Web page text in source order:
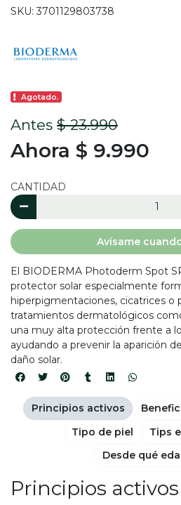
SKU: 3701129803738
Agotado.
Antes $ 23.990
Ahora $ 9.990
CANTIDAD
Avísame
El BIODERMA Photoderm Spot
protector solar especialmente
hiperpigmentaciones, cicatrices o
tratamientos dermatológicos
una muy alta protección frente a
ayudando a prevenir la aparición
daño solar.
Principios activos
Principios activos
Tipo de piel
Tips
Desde qué